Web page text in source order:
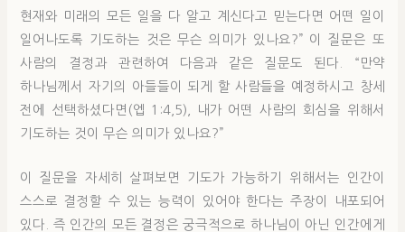
현재와 미래의 모든 일을 다 알고 계신다고 믿는다면 어떤 일이
일어나도록 기도하는 것은 무슨 의미가 있나요?” 이 질문은 또
사람의 결정과 관련하여 다음과 같은 질문도 된다. “만약
하나님께서 자기의 아들들이 되게 할 사람들을 예정하시고 창세
전에 선택하셨다면(엡 1:4,5), 내가 어떤 사람의 회심을 위해서
기도하는 것이 무슨 의미가 있나요?”
이 질문을 자세히 살펴보면 기도가 가능하기 위해서는 인간이
스스로 결정할 수 있는 능력이 있어야 한다는 주장이 내포되어
있다. 즉 인간의 모든 결정은 궁극적으로 하나님이 아닌 인간에게